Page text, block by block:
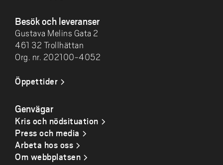
Besök och leveranser
Gustava Melins Gata 2
461 32 Trollhättan
Org. nr. 202100-4052
Öppettider
Genvägar
Kris och nödsituation
Press och media
Arbeta hos oss
Om webbplatsen